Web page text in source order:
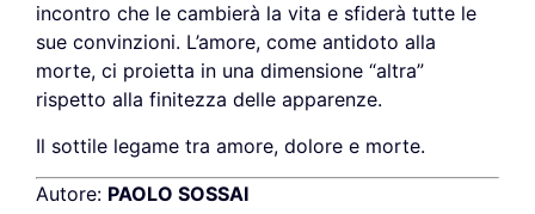
incontro che le cambierà la vita e sfiderà tutte le
sue convinzioni. L’amore, come antidoto alla
morte, ci proietta in una dimensione “altra”
rispetto alla finitezza delle apparenze.
Il sottile legame tra amore, dolore e morte.
Autore: PAOLO SOSSAI